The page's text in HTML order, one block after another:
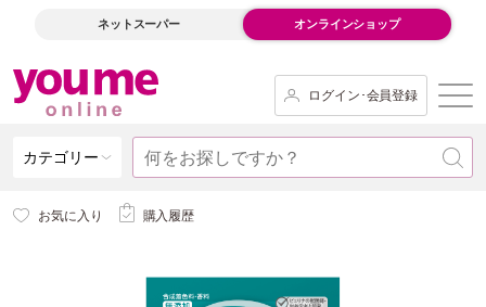
ネットスーパー オンラインショップ
ログイン･会員登録
カテゴリー
お気に入り 購入履歴